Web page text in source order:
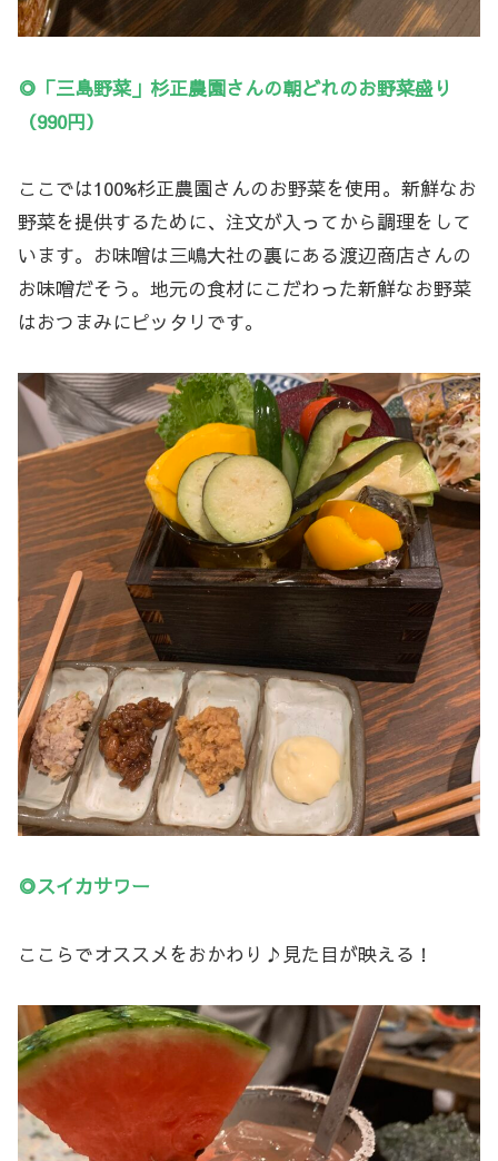
◎「三島野菜」杉正農園さんの朝どれのお野菜盛り
（990円）
ここでは100%杉正農園さんのお野菜を使用。新鮮なお
野菜を提供するために、注文が入ってから調理をして
います。お味噌は三嶋大社の裏にある渡辺商店さんの
お味噌だそう。地元の食材にこだわった新鮮なお野菜
はおつまみにピッタリです。
◎スイカサワー
ここらでオススメをおかわり♪見た目が映える！